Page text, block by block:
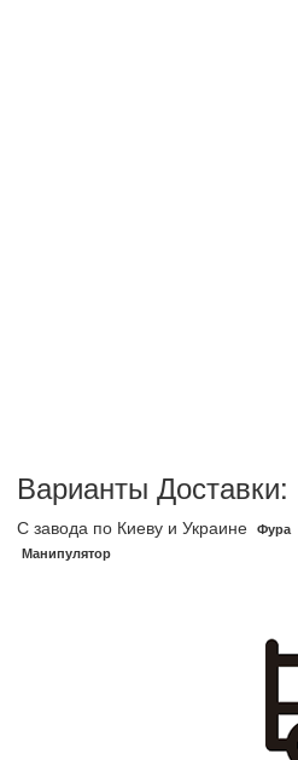
Варианты Доставки:
С завода по Киеву и Украине Фура
Манипулятор